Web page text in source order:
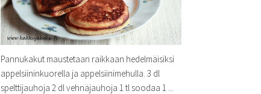
Pannukakut maustetaan raikkaan hedelmäisiksi
appelsiininkuorella ja appelsiinimehulla. 3 dl
spelttijauhoja 2 dl vehnäjauhoja 1 tl soodaa 1 ...